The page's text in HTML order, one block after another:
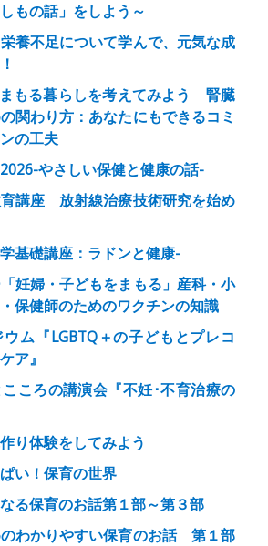
もの話」をしよう～
養不足について学んで、元気な成
もる暮らしを考えてみよう 腎臓
関わり方：あなたにもできるコミ
の工夫
やさしい保健と健康の話-
育講座 放射線治療技術研究を始め
基礎講座：ラドンと健康-
妊婦・子どもをまもる」産科・小
保健師のためのワクチンの知識
ム『LGBTQ＋の子どもとプレコ
ア』
ころの講演会『不妊･不育治療の
り体験をしてみよう
い！保育の世界
る保育のお話第１部～第３部
わかりやすい保育のお話 第１部